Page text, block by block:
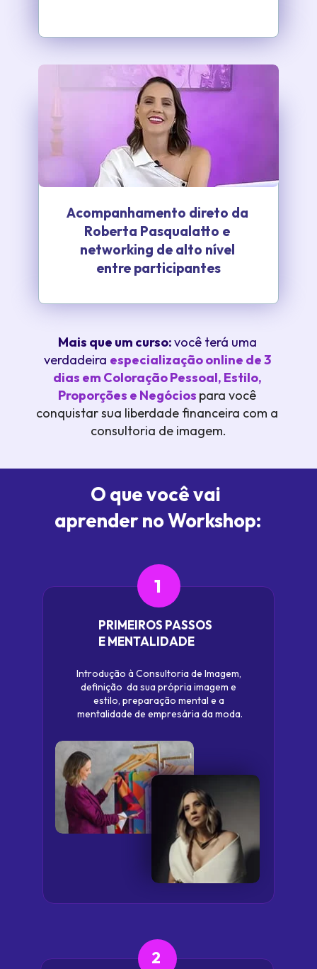
Acompanhamento direto da
Roberta Pasqualatto e
networking de alto nível
entre participantes
Mais que um curso: você terá uma
verdadeira especialização online de 3
dias em Coloração Pessoal, Estilo,
Proporções e Negócios para você
conquistar sua liberdade financeira com a
consultoria de imagem.
O que você vai
aprender no Workshop:
PRIMEIROS PASSOS
1
Introdução à Consultoria de Imagem,
definição da sua própria imagem e
estilo, preparação mental e a
mentalidade de empresária da moda.
2